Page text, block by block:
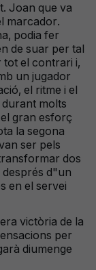
Joan que va
marcador.
podia fer
de suar per tal
tot el contrari i,
un jugador
el ritme i el
molts
gran esforç
la segona
ser pels
dos
d"un
en el servei
victòria de la
per
diumenge